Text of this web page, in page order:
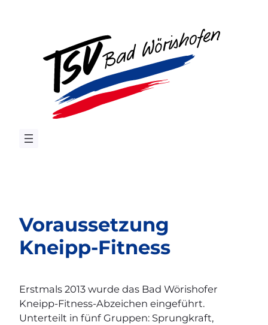
Voraussetzung
Kneipp-Fitness
Erstmals 2013 wurde das Bad Wörishofer
Kneipp-Fitness-Abzeichen eingeführt.
Unterteilt in fünf Gruppen: Sprungkraft,